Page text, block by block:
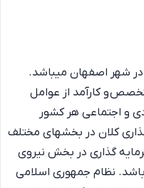
شهر اصفهان میباشد.
و کارآمد از عوامل
و اجتماعی هر کشور
کلان در بخشهای مختلف
گذاری در بخش نیروی
نظام جمهوری اسلامی